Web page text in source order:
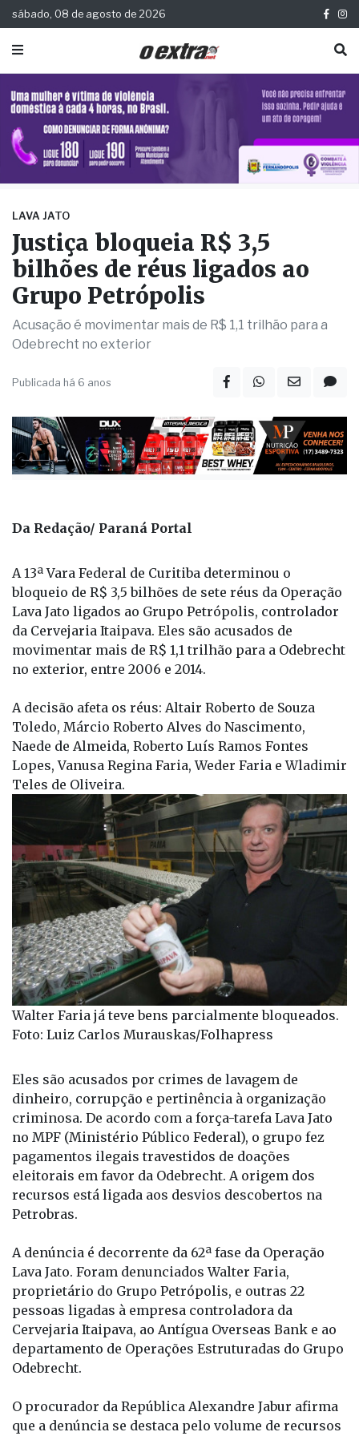
sábado, 08 de agosto de 2026
LAVA JATO
Justiça bloqueia R$ 3,5
bilhões de réus ligados ao
Grupo Petrópolis
Acusação é movimentar mais de R$ 1,1 trilhão para a
Odebrecht no exterior
Publicada há 6 anos
Da Redação/ Paraná Portal
A 13ª Vara Federal de Curitiba determinou o
bloqueio de R$ 3,5 bilhões de sete réus da Operação
Lava Jato ligados ao Grupo Petrópolis, controlador
da Cervejaria Itaipava. Eles são acusados de
movimentar mais de R$ 1,1 trilhão para a Odebrecht
no exterior, entre 2006 e 2014.
A decisão afeta os réus: Altair Roberto de Souza
Toledo, Márcio Roberto Alves do Nascimento,
Naede de Almeida, Roberto Luís Ramos Fontes
Lopes, Vanusa Regina Faria, Weder Faria e Wladimir
Teles de Oliveira.
Walter Faria já teve bens parcialmente bloqueados.
Foto: Luiz Carlos Murauskas/Folhapress
Eles são acusados por crimes de lavagem de
dinheiro, corrupção e pertinência à organização
criminosa. De acordo com a força-tarefa Lava Jato
no MPF (Ministério Público Federal), o grupo fez
pagamentos ilegais travestidos de doações
eleitorais em favor da Odebrecht. A origem dos
recursos está ligada aos desvios descobertos na
Petrobras.
A denúncia é decorrente da 62ª fase da Operação
Lava Jato. Foram denunciados Walter Faria,
proprietário do Grupo Petrópolis, e outras 22
pessoas ligadas à empresa controladora da
Cervejaria Itaipava, ao Antígua Overseas Bank e ao
departamento de Operações Estruturadas do Grupo
Odebrecht.
O procurador da República Alexandre Jabur afirma
que a denúncia se destaca pelo volume de recursos